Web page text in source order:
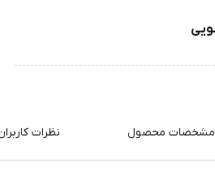
مشخصات محصول نظرات